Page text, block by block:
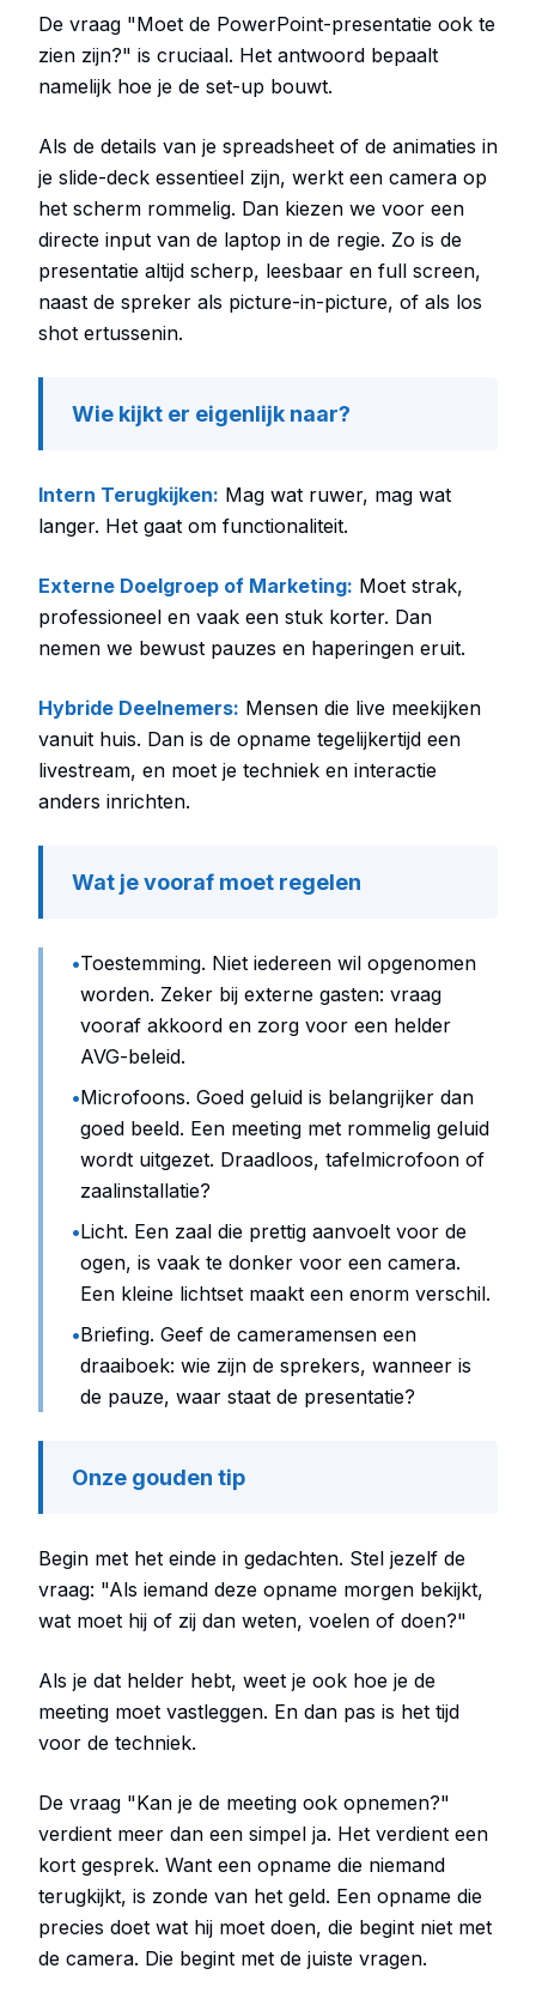
De vraag "Moet de PowerPoint-presentatie ook te
zien zijn?" is cruciaal. Het antwoord bepaalt
namelijk hoe je de set-up bouwt.
Als de details van je spreadsheet of de animaties in
je slide-deck essentieel zijn, werkt een camera op
het scherm rommelig. Dan kiezen we voor een
directe input van de laptop in de regie. Zo is de
presentatie altijd scherp, leesbaar en full screen,
naast de spreker als picture-in-picture, of als los
shot ertussenin.
Wie kijkt er eigenlijk naar?
Intern Terugkijken: Mag wat ruwer, mag wat
langer. Het gaat om functionaliteit.
Externe Doelgroep of Marketing: Moet strak,
professioneel en vaak een stuk korter. Dan
nemen we bewust pauzes en haperingen eruit.
Hybride Deelnemers: Mensen die live meekijken
vanuit huis. Dan is de opname tegelijkertijd een
livestream, en moet je techniek en interactie
anders inrichten.
Wat je vooraf moet regelen
•Toestemming. Niet iedereen wil opgenomen
worden. Zeker bij externe gasten: vraag
vooraf akkoord en zorg voor een helder
AVG-beleid.
•Microfoons. Goed geluid is belangrijker dan
goed beeld. Een meeting met rommelig geluid
wordt uitgezet. Draadloos, tafelmicrofoon of
zaalinstallatie?
•Licht. Een zaal die prettig aanvoelt voor de
ogen, is vaak te donker voor een camera.
Een kleine lichtset maakt een enorm verschil.
•Briefing. Geef de cameramensen een
draaiboek: wie zijn de sprekers, wanneer is
de pauze, waar staat de presentatie?
Onze gouden tip
Begin met het einde in gedachten. Stel jezelf de
vraag: "Als iemand deze opname morgen bekijkt,
wat moet hij of zij dan weten, voelen of doen?"
Als je dat helder hebt, weet je ook hoe je de
meeting moet vastleggen. En dan pas is het tijd
voor de techniek.
De vraag "Kan je de meeting ook opnemen?"
verdient meer dan een simpel ja. Het verdient een
kort gesprek. Want een opname die niemand
terugkijkt, is zonde van het geld. Een opname die
precies doet wat hij moet doen, die begint niet met
de camera. Die begint met de juiste vragen.